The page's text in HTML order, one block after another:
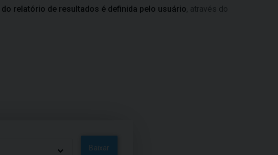
relatório de resultados é definida pelo usuário, através do
Baixar